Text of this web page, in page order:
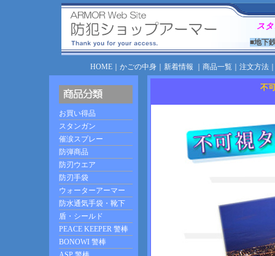
ス
■地下
HOME｜ かごの中身｜ 新着情報 商品一覧｜ 注文方法
不